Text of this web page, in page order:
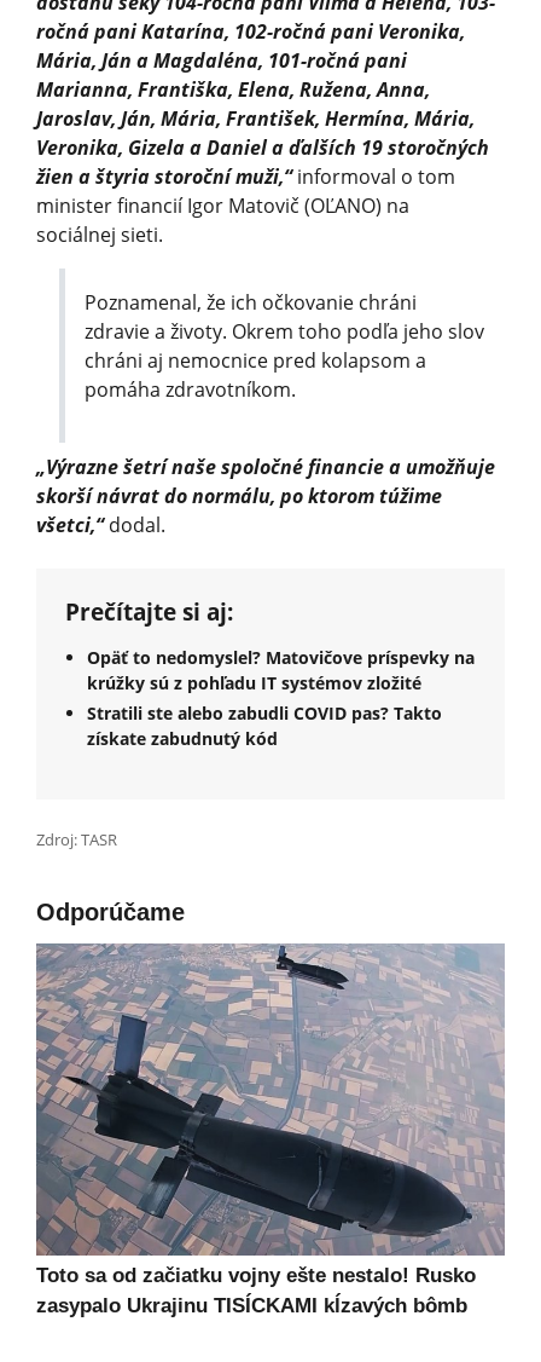
ročná pani Katarína, 102-ročná pani Veronika,
Mária, Ján a Magdaléna, 101-ročná pani
Marianna, Františka, Elena, Ružena, Anna,
Jaroslav, Ján, Mária, František, Hermína, Mária,
Veronika, Gizela a Daniel a ďalších 19 storočných
žien a štyria storoční muži,“informoval o tom
minister financií Igor Matovič (OĽANO) na
sociálnej sieti.
Poznamenal, že ich očkovanie chráni
zdravie a životy. Okrem toho podľa jeho slov
chráni aj nemocnice pred kolapsom a
pomáha zdravotníkom.
„Výrazne šetrí naše spoločné financie a umožňuje
skorší návrat do normálu, po ktorom túžime
všetci,“dodal.
Prečítajte si aj:
Opäť to nedomyslel? Matovičove príspevky na
krúžky sú z pohľadu IT systémov zložité
Stratili ste alebo zabudli COVID pas? Takto
získate zabudnutý kód
Zdroj: TASR
Odporúčame
Toto sa od začiatku vojny ešte nestalo! Rusko
zasypalo Ukrajinu TISÍCKAMI kĺzavých bômb